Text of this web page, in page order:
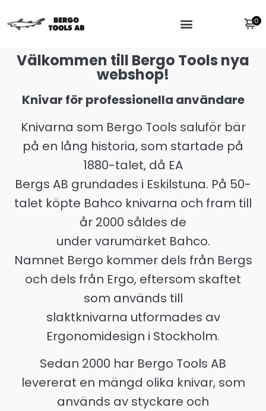
0
Välkommen till Bergo Tools nya
webshop!
Knivar för professionella användare
Knivarna som Bergo Tools saluför bär
på en lång historia, som startade på
1880-talet, då EA
Bergs AB grundades i Eskilstuna. På 50-
talet köpte Bahco knivarna och fram till
år 2000 såldes de
under varumärket Bahco.
Namnet Bergo kommer dels från Bergs
och dels från Ergo, eftersom skaftet
som används till
slaktknivarna utformades av
Ergonomidesign i Stockholm.
Sedan 2000 har Bergo Tools AB
levererat en mängd olika knivar, som
används av styckare och